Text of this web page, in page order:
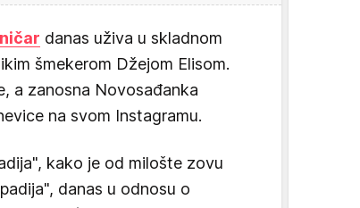
danas uživa u skladnom
šmekerom Džejom Elisom.
a zanosna Novosađanka
na svom Instagramu.
kako je od milošte zovu
danas u odnosu o